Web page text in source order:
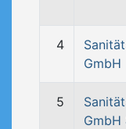
4
GmbH
5
GmbH